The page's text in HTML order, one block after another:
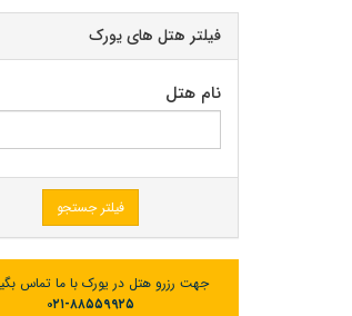
فیلتر هتل های یورک
نام هتل
فیلتر جستجو
جهت رزرو هتل در یورک با ما تماس
۰۲۱-۸۸۵۵۹۹۲۵